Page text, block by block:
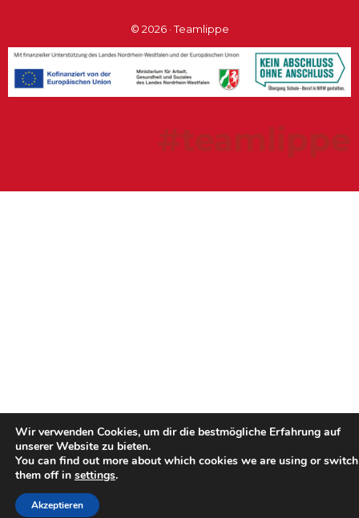
© 2026 · Teamlippe
#teamlippe
Wir verwenden Cookies, um dir die bestmögliche Erfahrung auf
unserer Website zu bieten.
You can find out more about which cookies we are using or switch
them off in settings.
Akzeptieren